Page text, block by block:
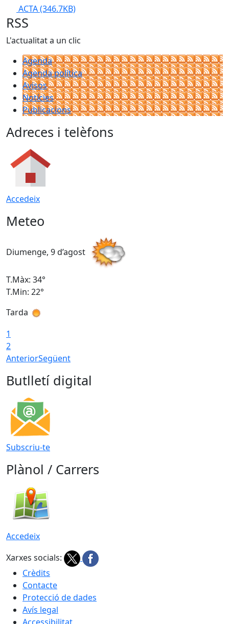
ACTA(346.7KB)
RSS
L'actualitat a un clic
Agenda
Agenda política
Avisos
Notícies
Publicacions
Adreces i telèfons
Accedeix
Meteo
Diumenge, 9 d’agost
T.Màx: 34°
T.Min: 22°
Tarda
1
2
AnteriorSegüent
Butlletí digital
Subscriu-te
Plànol / Carrers
Accedeix
Xarxes socials:
Crèdits
Contacte
Protecció de dades
Avís legal